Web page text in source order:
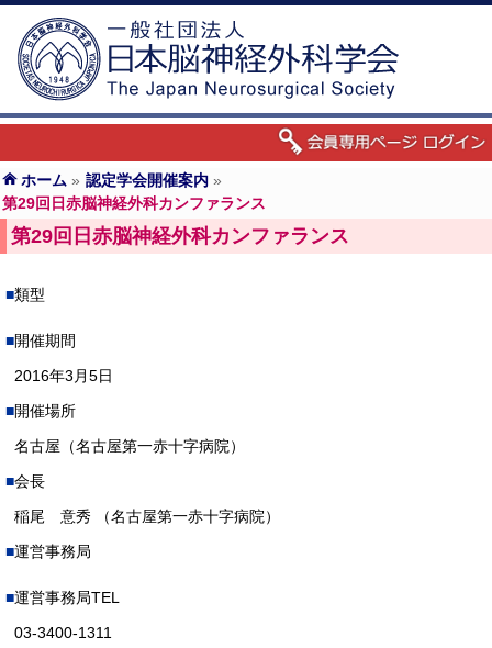
ホーム » 認定学会開催案内 »
第29回日赤脳神経外科カンファランス
第29回日赤脳神経外科カンファランス
類型
開催期間
2016年3月5日
開催場所
名古屋（名古屋第一赤十字病院）
会長
稲尾 意秀 （名古屋第一赤十字病院）
運営事務局
運営事務局TEL
03-3400-1311